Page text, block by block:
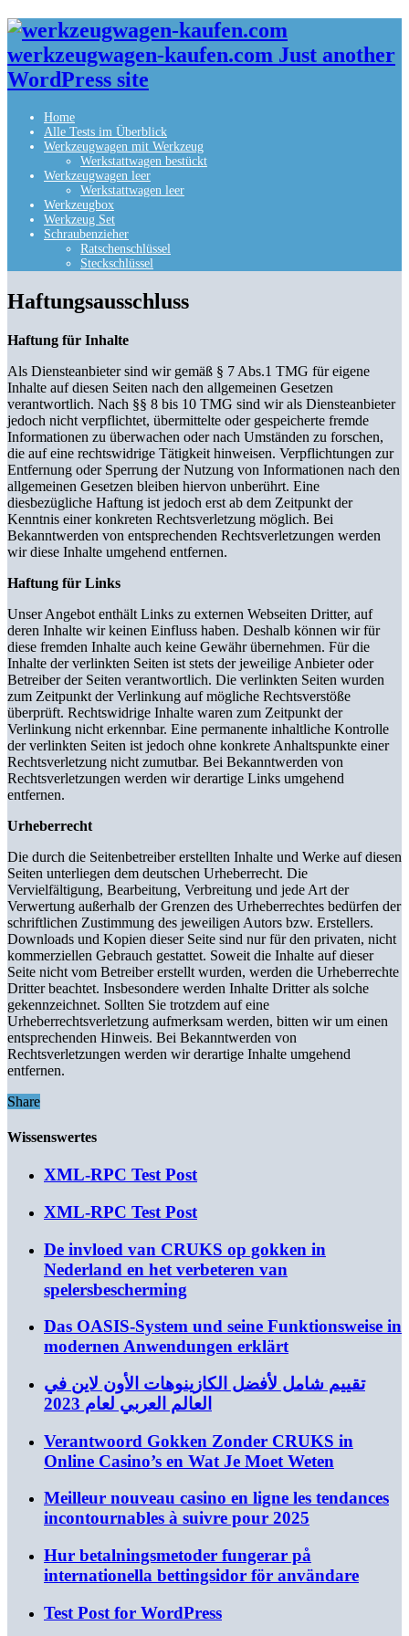
werkzeugwagen-kaufen.com Just another
WordPress site
Home
Alle Tests im Überblick
Werkzeugwagen mit Werkzeug
Werkstattwagen bestückt
Werkzeugwagen leer
Werkstattwagen leer
Werkzeugbox
Werkzeug Set
Schraubenzieher
Ratschenschlüssel
Steckschlüssel
Haftungsausschluss
Haftung für Inhalte
Als Diensteanbieter sind wir gemäß § 7 Abs.1 TMG für eigene
Inhalte auf diesen Seiten nach den allgemeinen Gesetzen
verantwortlich. Nach §§ 8 bis 10 TMG sind wir als Diensteanbieter
jedoch nicht verpflichtet, übermittelte oder gespeicherte fremde
Informationen zu überwachen oder nach Umständen zu forschen,
die auf eine rechtswidrige Tätigkeit hinweisen. Verpflichtungen zur
Entfernung oder Sperrung der Nutzung von Informationen nach den
allgemeinen Gesetzen bleiben hiervon unberührt. Eine
diesbezügliche Haftung ist jedoch erst ab dem Zeitpunkt der
Kenntnis einer konkreten Rechtsverletzung möglich. Bei
Bekanntwerden von entsprechenden Rechtsverletzungen werden
wir diese Inhalte umgehend entfernen.
Haftung für Links
Unser Angebot enthält Links zu externen Webseiten Dritter, auf
deren Inhalte wir keinen Einfluss haben. Deshalb können wir für
diese fremden Inhalte auch keine Gewähr übernehmen. Für die
Inhalte der verlinkten Seiten ist stets der jeweilige Anbieter oder
Betreiber der Seiten verantwortlich. Die verlinkten Seiten wurden
zum Zeitpunkt der Verlinkung auf mögliche Rechtsverstöße
überprüft. Rechtswidrige Inhalte waren zum Zeitpunkt der
Verlinkung nicht erkennbar. Eine permanente inhaltliche Kontrolle
der verlinkten Seiten ist jedoch ohne konkrete Anhaltspunkte einer
Rechtsverletzung nicht zumutbar. Bei Bekanntwerden von
Rechtsverletzungen werden wir derartige Links umgehend
entfernen.
Urheberrecht
Die durch die Seitenbetreiber erstellten Inhalte und Werke auf diesen
Seiten unterliegen dem deutschen Urheberrecht. Die
Vervielfältigung, Bearbeitung, Verbreitung und jede Art der
Verwertung außerhalb der Grenzen des Urheberrechtes bedürfen der
schriftlichen Zustimmung des jeweiligen Autors bzw. Erstellers.
Downloads und Kopien dieser Seite sind nur für den privaten, nicht
kommerziellen Gebrauch gestattet. Soweit die Inhalte auf dieser
Seite nicht vom Betreiber erstellt wurden, werden die Urheberrechte
Dritter beachtet. Insbesondere werden Inhalte Dritter als solche
gekennzeichnet. Sollten Sie trotzdem auf eine
Urheberrechtsverletzung aufmerksam werden, bitten wir um einen
entsprechenden Hinweis. Bei Bekanntwerden von
Rechtsverletzungen werden wir derartige Inhalte umgehend
entfernen.
Share
Wissenswertes
XML-RPC Test Post
XML-RPC Test Post
De invloed van CRUKS op gokken in
Nederland en het verbeteren van
spelersbescherming
Das OASIS-System und seine Funktionsweise in
modernen Anwendungen erklärt
تقييم شامل لأفضل الكازينوهات الأون لاين في
العالم العربي لعام 2023
Verantwoord Gokken Zonder CRUKS in
Online Casino’s en Wat Je Moet Weten
Meilleur nouveau casino en ligne les tendances
incontournables à suivre pour 2025
Hur betalningsmetoder fungerar på
internationella bettingsidor för användare
Test Post for WordPress